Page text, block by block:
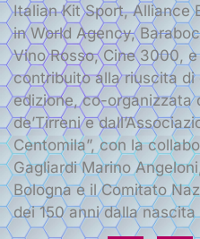
Italian Kit Sport, Alliance
in World Agency,
Vino Rosso, Cine 3000,
contribuito alla riuscita
edizione, co-organizzata
de’Tirreni e
Centomila”, con la
Gagliardi Marino
Bologna e il Comitato
dei 150 anni dalla